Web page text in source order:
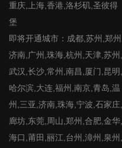
重庆,上海,香港,洛杉矶,圣彼得
堡
即将开通城市：成都,苏州,郑州,
济南,广州,珠海,杭州,天津,苏州,
武汉,长沙,常州,南昌,厦门,昆明,
哈尔滨,大连,福州,南京,青岛,温
州,三亚,济南,珠海,宁波,石家庄,
廊坊,东莞,周山,郑州,合肥,金华,
海口,莆田,丽江,台州,漳州,泉州,